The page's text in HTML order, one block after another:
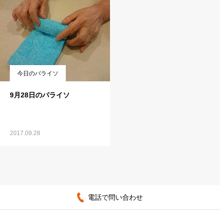
今日のパライソ
9月28日のパライソ
2017.09.28
電話で問い合わせ